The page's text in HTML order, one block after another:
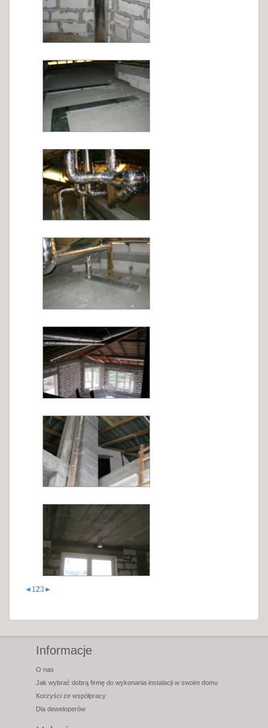
◄ 123 ►
Informacje
O nas
Jak wybrać dobrą firmę do wykonania instalacji w swoim domu
Korzyści ze współpracy
Dla deweloperów